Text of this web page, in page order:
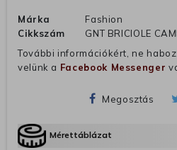
Márka
Fashion
Cikkszám
GNT BRICIOLE
További információkért, ne
velünk a Facebook Messenger
Megosztás
Mérettáblázat